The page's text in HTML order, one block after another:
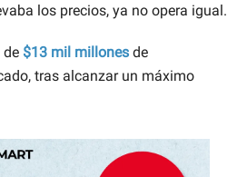
los precios, ya no opera igual.
de $13 mil millones de
tras alcanzar un máximo